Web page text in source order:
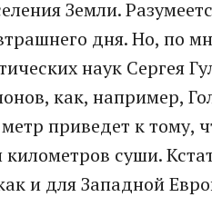
Земли.
дня. Но, по
наук Сергея
как, например,
приведет к тому,
километров суши.
и для Западной